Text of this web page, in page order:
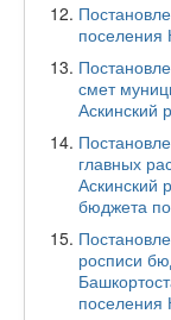
поселения
смет
Аскинский
главных
Аскинский
бюджета
росписи
поселения